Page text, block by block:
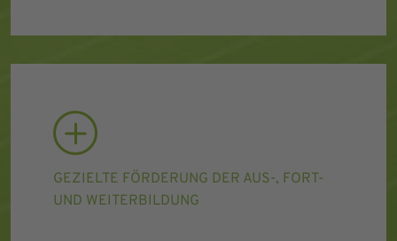
GEZIELTE FÖRDERUNG DER AUS-, FORT-
UND WEITERBILDUNG